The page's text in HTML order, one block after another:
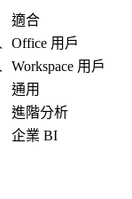
適合
Office 用戶
Workspace 用戶
通用
進階分析
企業 BI